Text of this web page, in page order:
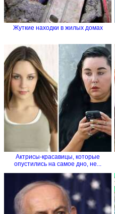
Жуткие находки в жилых домах
Актрисы-красавицы, которые
опустились на самое дно, не...